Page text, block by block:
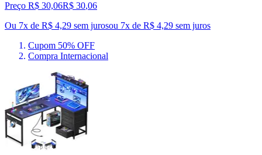
Preço R$ 30,06R$ 30,06
Ou 7x de R$ 4,29 sem jurosou 7x de R$ 4,29 sem juros
Cupom 50% OFF
Compra Internacional